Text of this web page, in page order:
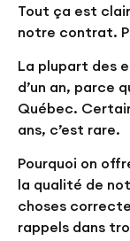
Tout ça est
notre contrat.
La plupart des
d’un an, parce
Québec.
ans, c’est rare.
Pourquoi on
la qualité de
choses
rappels dans